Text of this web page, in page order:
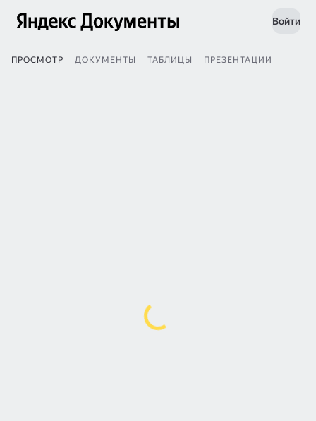
Войти
ПРОСМОТР ДОКУМЕНТЫ ТАБЛИЦЫ ПРЕЗЕНТАЦИИ